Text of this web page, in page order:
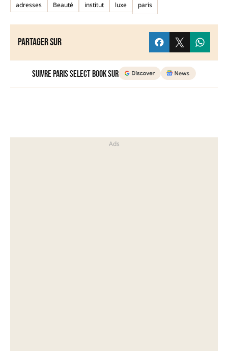
adresses Beauté institut luxe paris
Partager sur
Suivre Paris Select Book sur